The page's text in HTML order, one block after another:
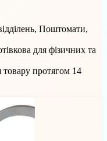
Поштомати,
для фізичних та
протягом 14